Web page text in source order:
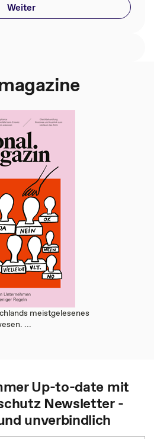
Weiter
meistgelesenes
...
Up-to-date mit
Newsletter -
unverbindlich